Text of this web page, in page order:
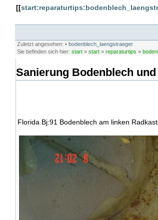
[[
Zuletzt angesehen: • bodenblech_laengstraeger
Sie befinden sich hier: start» start» reparaturtips »
Sanierung Bodenblech
Florida Bj:91 Bodenblech am linken